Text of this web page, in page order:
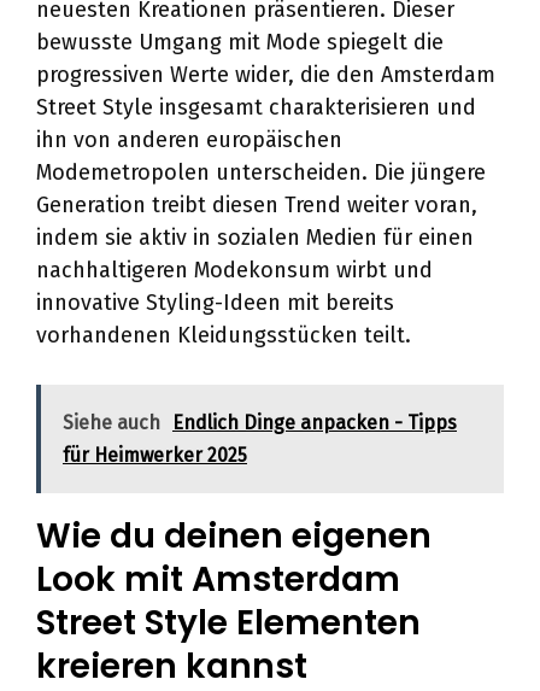
neuesten Kreationen präsentieren. Dieser
bewusste Umgang mit Mode spiegelt die
progressiven Werte wider, die den Amsterdam
Street Style insgesamt charakterisieren und
ihn von anderen europäischen
Modemetropolen unterscheiden. Die jüngere
Generation treibt diesen Trend weiter voran,
indem sie aktiv in sozialen Medien für einen
nachhaltigeren Modekonsum wirbt und
innovative Styling-Ideen mit bereits
vorhandenen Kleidungsstücken teilt.
Siehe auch
Endlich Dinge anpacken - Tipps
für Heimwerker 2025
Wie du deinen eigenen
Look mit Amsterdam
Street Style Elementen
kreieren kannst